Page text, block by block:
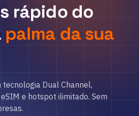
rápido do
palma da sua
Dual Channel,
e hotspot ilimitado. Sem